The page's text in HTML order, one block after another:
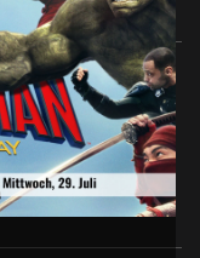
Digital 2D